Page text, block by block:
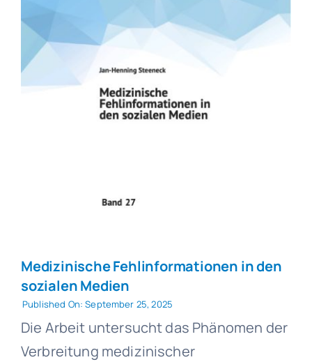
Medizinische Fehlinformationen in den
sozialen Medien
Published On: September 25, 2025
Die Arbeit untersucht das Phänomen der
Verbreitung medizinischer